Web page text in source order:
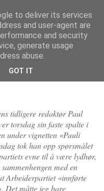
tidligere redaktør Paul
torsdag sin faste spalte i
under vignetten «Pauli
tok han opp spørsmålet
evne til å være lydhør,
med en
Arbeiderpartiet «innførte
Det måtte jeg bare
to deliver its services
and user-agent are
and security
generate usage
abuse.
GOT IT